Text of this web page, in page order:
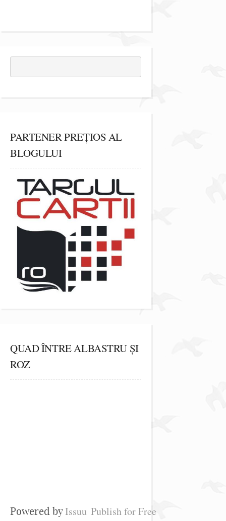
PARTENER PREȚIOS AL
BLOGULUI
QUAD ÎNTRE ALBASTRU ȘI
ROZ
Powered byIssuu Publish for Free